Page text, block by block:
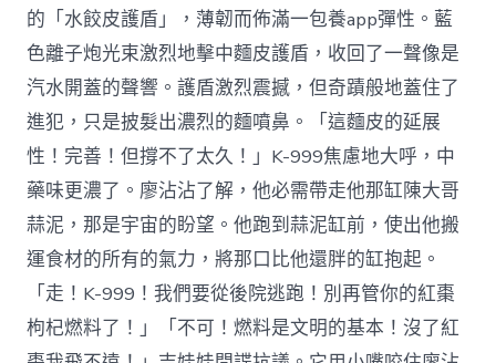
的「水餃皮護盾」，薄韌而佈滿一包養app彈性。藍
色離子炮光束激烈地擊中麵皮護盾，收回了一聲像是
汽水開蓋的聲響。護盾激烈震撼，但奇蹟般地蓋住了
進犯，只是披髮出濃烈的麵噴鼻。「這麵皮的延展
性！完善！但撐不了太久！」K-999焦慮地大呼，中
藥味更濃了。廖沾沾了解，他必需帶走他那缸陳大哥
蒜泥，那是宇宙的盼望。他跑到蒜泥缸前，使出他搬
運食材的所有的氣力，將那口比他還胖的缸抱起。
「走！K-999！我們要從後院逃跑！別再管你的紅棗
枸杞燃料了！」「不可！燃料是文明的基本！沒了紅